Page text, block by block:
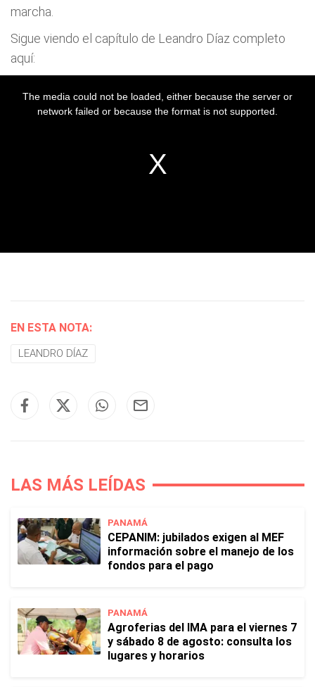
marcha.
Sigue viendo el capítulo de Leandro Díaz completo
aquí:
EN ESTA NOTA:
LEANDRO DÍAZ
LAS MÁS LEÍDAS
PANAMÁ
CEPANIM: jubilados exigen al MEF
información sobre el manejo de los
fondos para el pago
PANAMÁ
Agroferias del IMA para el viernes 7
y sábado 8 de agosto: consulta los
lugares y horarios